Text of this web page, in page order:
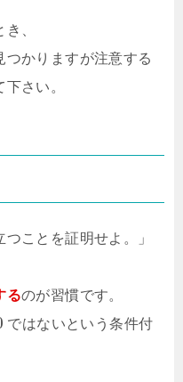
、
かりますが注意する
さい。
ことを証明せよ。」
るのが習慣です。
ではないという条件付